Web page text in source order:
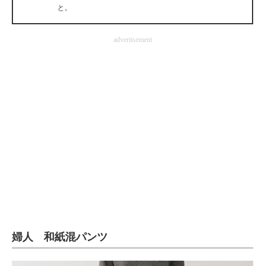
エレクトロニクス専門サイト
と。
advertisement
婦人 和紙混パンツ